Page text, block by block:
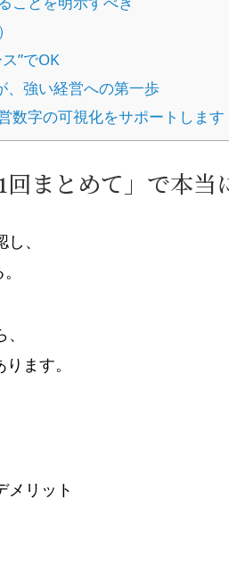
”でOK
、強い経営への第一歩
数字の可視化をサポートします
まとめて」で本当
、
ます。
メリット